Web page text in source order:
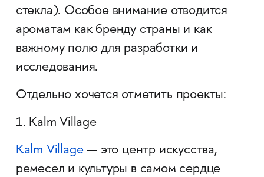
стекла). Особое внимание отводится
ароматам как бренду страны и как
важному полю для разработки и
исследования.
Отдельно хочется отметить проекты:
1. Kalm Village
Kalm Village— это центр искусства,
ремесел и культуры в самом сердце